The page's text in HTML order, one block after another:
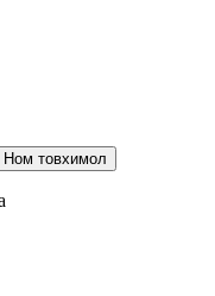
Ном товхимол